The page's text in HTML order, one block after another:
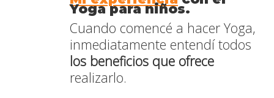
Yoga para niños.
Cuando comencé a hacer Yoga,
inmediatamente entendí todos
los beneficios que ofrece
realizarlo.